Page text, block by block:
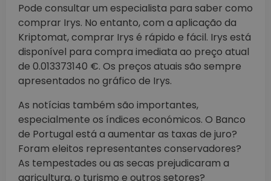
Pode consultar um especialista para saber como
comprar Irys. No entanto, com a aplicação da
Kriptomat, comprar Irys é rápido e fácil. Irys está
disponível para compra imediata ao preço atual
de 0.013373140 €. Os preços atuais são sempre
apresentados no gráfico de Irys.
As notícias também são importantes,
especialmente os índices económicos. O Banco
de Portugal está a aumentar as taxas de juro?
Foram eleitos representantes conservadores?
As tempestades ou as secas prejudicaram a
agricultura, o turismo e outros setores?